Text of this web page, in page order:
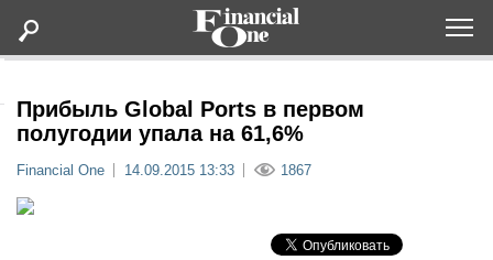
Статьи
Прибыль Global Ports в первом
полугодии упала на 61,6%
Financial One 14.09.2015 13:33 1867